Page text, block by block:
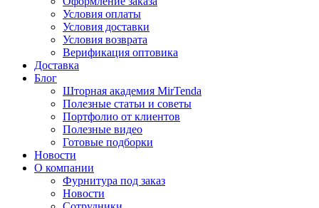
Условия оплаты
Условия доставки
Условия возврата
Верификация оптовика
Доставка
Блог
Шторная академия MirTenda
Полезные статьи и советы
Портфолио от клиентов
Полезные видео
Готовые подборки
Новости
О компании
Фурнитура под заказ
Новости